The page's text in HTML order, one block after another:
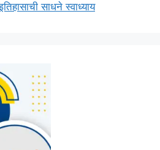
साधने स्वाध्याय